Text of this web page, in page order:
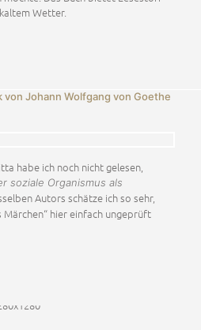
Wetter.
Johann Wolfgang von Goethe
habe ich noch nicht gelesen,
soziale Organismus als
Autors schätze ich so sehr,
Märchen“ hier einfach ungeprüft